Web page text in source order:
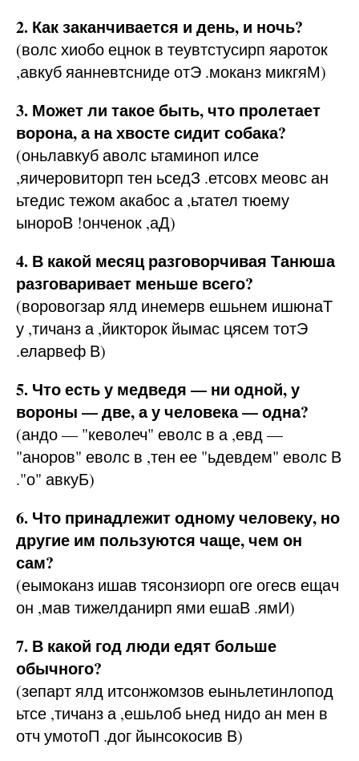
2. Как заканчивается и день, и ночь?
(волс хиобо ецнок в теувтстусирп яароток
,авкуб яанневтсниде отЭ .моканз микгяМ)
3. Может ли такое быть, что пролетает
ворона, а на хвосте сидит собака?
(оньлавкуб аволс ьтаминоп илсе
,яичеровиторп тен ьседЗ .етсовх меовс ан
ьтедис тежом акабос а ,ьтател тюему
ынороВ !онченок ,аД)
4. В какой месяц разговорчивая Танюша
разговаривает меньше всего?
(воровогзар ялд инемерв ешьнем ишюнаТ
у ,тичанз а ,йикторок йымас цясем тотЭ
.еларвеф В)
5. Что есть у медведя — ни одной, у
вороны — две, а у человека — одна?
(андо — "кеволеч" еволс в а ,евд —
"аноров" еволс в ,тен ее "ьдевдем" еволс В
."о" авкуБ)
6. Что принадлежит одному человеку, но
другие им пользуются чаще, чем он
сам?
(еымоканз ишав тясонзиорп оге огесв ещач
он ,мав тижелданирп ями ешаВ .ямИ)
7. В какой год люди едят больше
обычного?
(зепарт ялд итсонжомзов еыньлетинлопод
ьтсе ,тичанз а ,ешьлоб ьнед нидо ан мен в
отч умотоП .дог йынсокосив В)